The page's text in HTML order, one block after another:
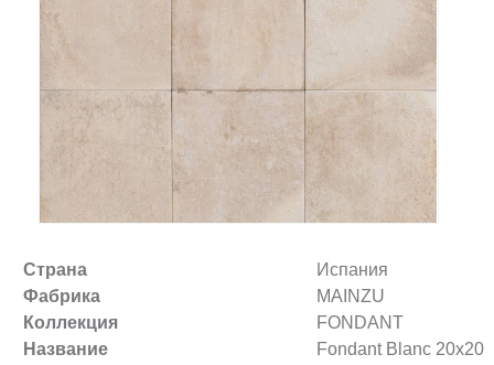
+7 (495) 532-06-30 internet@kdv.ru
Страна
Испания
Фабрика
MAINZU
Коллекция
FONDANT
Название
Fondant Blanc 20х20